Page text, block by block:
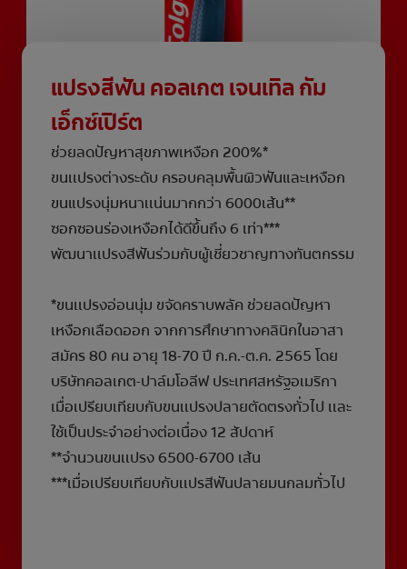
แปรงสีฟัน คอลเกต เจนเทิล กัม
เอ็กซ์เปิร์ต
ช่วยลดปัญหาสุขภาพเหงือก 200%*
ขนเเปรงต่างระดับ ครอบคลุมพื้นผิวฟันและเหงือก
ขนแปรงนุ่มหนาเเน่นมากกว่า 6000เส้น**
ซอกซอนร่องเหงือกได้ดีขึ้นถึง 6 เท่า***
พัฒนาเเปรงสีฟันร่วมกับผู้เชี่ยวชาญทางทันตกรรม
*ขนเเปรงอ่อนนุ่ม ขจัดคราบพลัค ช่วยลดปัญหา
เหงือกเลือดออก จากการศึกษาทางคลินิกในอาสา
สมัคร 80 คน อายุ 18-70 ปี ก.ค.-ต.ค. 2565 โดย
บริษัทคอลเกต-ปาล์มโอลีฟ ประเทศสหรัฐอเมริกา
เมื่อเปรียบเทียบกับขนเเปรงปลายตัดตรงทั่วไป เเละ
ใช้เป็นประจำอย่างต่อเนื่อง 12 สัปดาห์
**จำนวนขนเเปรง 6500-6700 เส้น
***เมื่อเปรียบเทียบกับเเปรสีฟันปลายมนกลมทั่วไป